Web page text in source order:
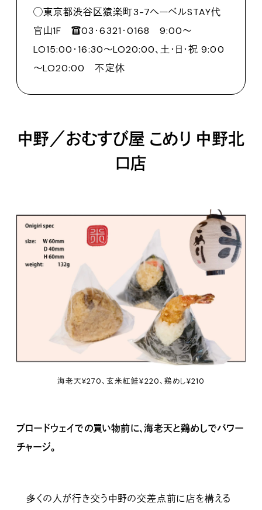
◯東京都渋谷区猿楽町3-7へーベルSTAY代
官山1F ☎︎03･6321･0168 9:00～
LO15:00・16:30～LO20:00、土・日・祝 9:00
～LO20:00 不定休
中野／おむすび屋 こめり 中野北
口店
海老天¥270、玄米紅鮭¥220、鶏めし¥210
ブロードウェイでの買い物前に、海老天と鶏めしでパワー
チャージ。
多くの人が行き交う中野の交差点前に店を構える